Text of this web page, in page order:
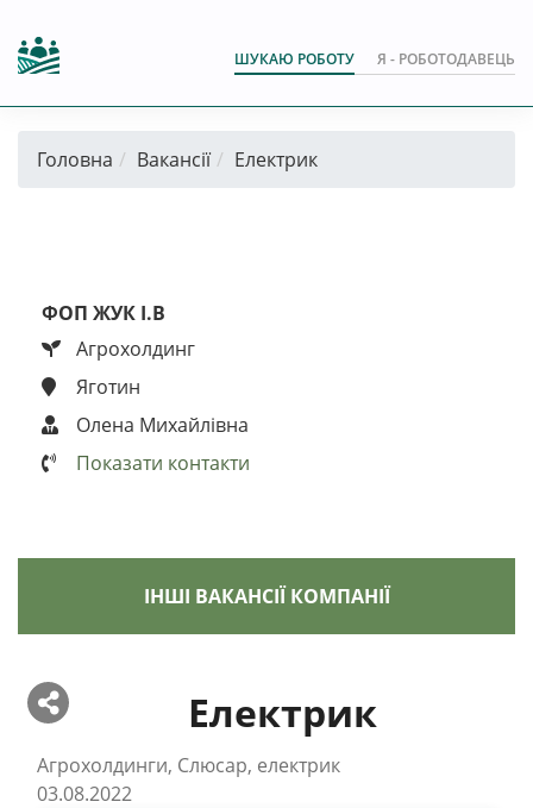
ШУКАЮ РОБОТУ Я - РОБОТОДАВЕЦЬ
Головна Вакансії Електрик
ФОП ЖУК І.В
Агрохолдинг
Яготин
Олена Михайлівна
Показати контакти
ІНШІ ВАКАНСІЇ КОМПАНІЇ
Електрик
Агрохолдинги, Слюсар, електрик
03.08.2022